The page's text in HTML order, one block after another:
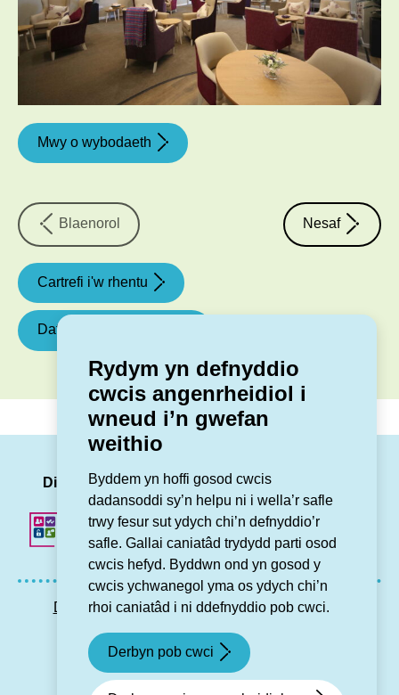
Rydym yn defnyddio
cwcis angenrheidiol i
wneud i’n gwefan
weithio
Byddem yn hoffi gosod cwcis
dadansoddi sy’n helpu ni i wella’r safle
trwy fesur sut ydych chi’n defnyddio’r
safle. Gallai caniatâd trydydd parti osod
cwcis hefyd. Byddwn ond yn gosod y
cwcis ychwanegol yma os ydych chi’n
rhoi caniatâd i ni ddefnyddio pob cwci.
Derbyn pob cwci
Mwy o wybodaeth
Blaenorol
property Nesaf
property
Cartrefi i'w rhentu
Datblygiadau newydd
Dilynwch ni LinkedIn
Facebook
Twitter
Datganiad hygyrchedd
Preifatrwydd GDPR
© Grŵp Cynefin 2024.Gwefan gan Connect